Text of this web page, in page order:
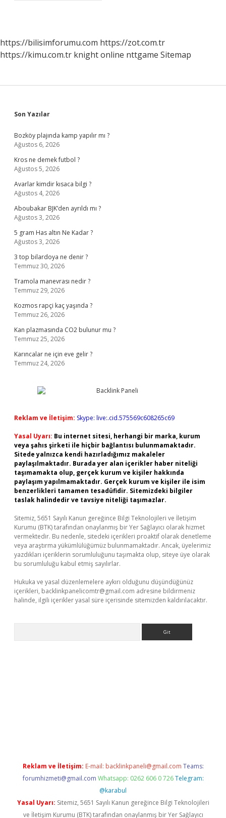
https://bilisimforumu.com https://zot.com.tr
https://kimu.com.tr knight online nttgame Sitemap
Sidebar
Son Yazılar
Bozköy plajında kamp yapılır mı ?
Ağustos 6, 2026
Kros ne demek futbol ?
Ağustos 5, 2026
Avarlar kimdir kısaca bilgi ?
Ağustos 4, 2026
Aboubakar BJK’den ayrıldı mı ?
Ağustos 3, 2026
5 gram Has altın Ne Kadar ?
Ağustos 3, 2026
3 top bilardoya ne denir ?
Temmuz 30, 2026
Tramola manevrası nedir ?
Temmuz 29, 2026
Kozmos rapçi kaç yaşında ?
Temmuz 26, 2026
Kan plazmasında CO2 bulunur mu ?
Temmuz 25, 2026
Karıncalar ne için eve gelir ?
Temmuz 24, 2026
Reklam ve İletişim: Skype: live:.cid.575569c608265c69
Yasal Uyarı: Bu internet sitesi, herhangi bir marka, kurum
veya şahıs şirketi ile hiçbir bağlantısı bulunmamaktadır.
Sitede yalnızca kendi hazırladığımız makaleler
paylaşılmaktadır. Burada yer alan içerikler haber niteliği
taşımamakta olup, gerçek kurum ve kişiler hakkında
paylaşım yapılmamaktadır. Gerçek kurum ve kişiler ile isim
benzerlikleri tamamen tesadüfidir. Sitemizdeki bilgiler
taslak halindedir ve tavsiye niteliği taşımazlar.
Sitemiz, 5651 Sayılı Kanun gereğince Bilgi Teknolojileri ve İletişim
Kurumu (BTK) tarafından onaylanmış bir Yer Sağlayıcı olarak hizmet
vermektedir. Bu nedenle, sitedeki içerikleri proaktif olarak denetleme
veya araştırma yükümlülüğümüz bulunmamaktadır. Ancak, üyelerimiz
yazdıkları içeriklerin sorumluluğunu taşımakta olup, siteye üye olarak
bu sorumluluğu kabul etmiş sayılırlar.
Hukuka ve yasal düzenlemelere aykırı olduğunu düşündüğünüz
içerikleri, backlinkpanelicomtr@gmail.com adresine bildirmeniz
halinde, ilgili içerikler yasal süre içerisinde sitemizden kaldırılacaktır.
Reklam ve İletişim: E-mail: backlinkpaneli@gmail.com Teams:
forumhizmeti@gmail.com Whatsapp: 0262 606 0 726 Telegram:
@karabul
Yasal Uyarı: Sitemiz, 5651 Sayılı Kanun gereğince Bilgi Teknolojileri
ve İletişim Kurumu (BTK) tarafından onaylanmış bir Yer Sağlayıcı